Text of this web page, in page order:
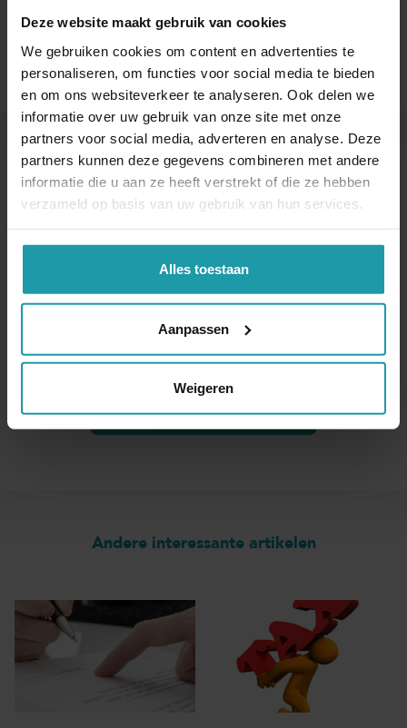
Deze website maakt gebruik van cookies
We gebruiken cookies om content en advertenties te
personaliseren, om functies voor social media te bieden
en om ons websiteverkeer te analyseren. Ook delen we
informatie over uw gebruik van onze site met onze
partners voor social media, adverteren en analyse. Deze
partners kunnen deze gegevens combineren met andere
informatie die u aan ze heeft verstrekt of die ze hebben
verzameld op basis van uw gebruik van hun services.
Alles toestaan
Aanpassen
Weigeren
Interessant? Deel dit artikel
Blijf op de hoogte van het financiële nieuws
Schrijf je hieronder in voor onze maandelijkse
mailing.
Naam*
E-mail adres*
Andere interessante artikelen